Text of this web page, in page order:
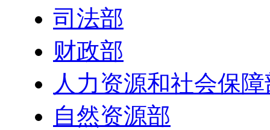
司法部
财政部
人力资源和社会保
自然资源部